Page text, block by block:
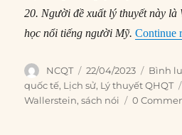
20. Người đề xuất lý thuyết này là
học nổi tiếng người Mỹ.Continue
Author
NCQT
Posted
on
22/04/2023 Bình
quốc tế, Lịch sử, Lý thuyết QHQT
Wallerstein,sách nói 0